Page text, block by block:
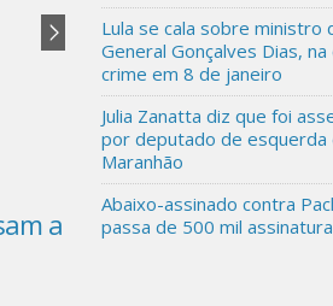
a
Resolução 715 do
Lula se cala sobre ministro
General Gonçalves Dias, na
crime em 8 de janeiro
Julia Zanatta diz que foi
por deputado de esquerda
Maranhão
Abaixo-assinado contra
passa de 500 mil